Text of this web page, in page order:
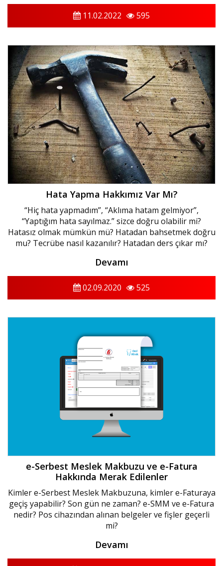
11.02.2022 595
Hata Yapma Hakkımız Var Mı?
“Hiç hata yapmadım”, “Aklıma hatam gelmiyor”,
“Yaptığım hata sayılmaz.” sizce doğru olabilir mi?
Hatasız olmak mümkün mü? Hatadan bahsetmek doğru
mu? Tecrübe nasıl kazanılır? Hatadan ders çıkar mı?
Devamı
02.09.2020 525
e-Serbest Meslek Makbuzu ve e-Fatura
Hakkında Merak Edilenler
Kimler e-Serbest Meslek Makbuzuna, kimler e-Faturaya
geçiş yapabilir? Son gün ne zaman? e-SMM ve e-Fatura
nedir? Pos cihazından alınan belgeler ve fişler geçerli
mi?
Devamı